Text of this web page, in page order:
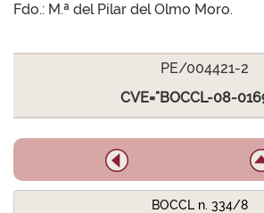
Fdo.: M.ª del Pilar del Olmo Moro.
PE/004421-2
CVE="BOCCL-08-
BOCCL n. 334/8